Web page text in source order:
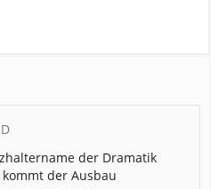
der Dramatik
der Ausbau